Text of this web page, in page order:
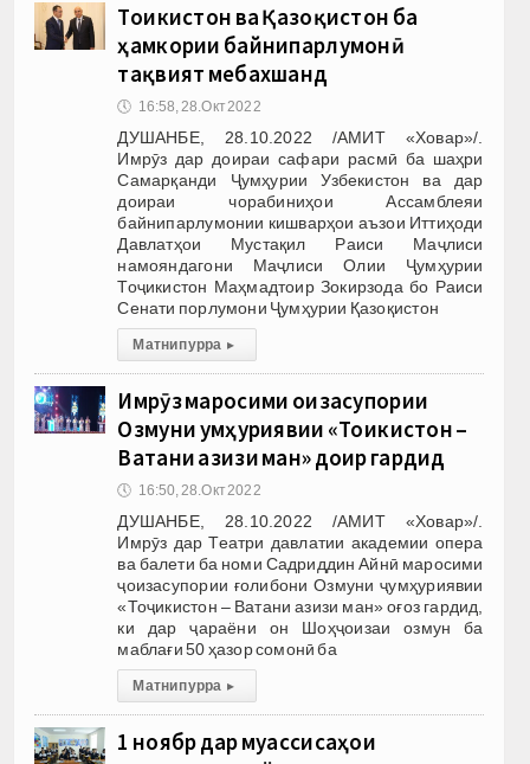
Тоҷикистон ва Қазоқистон ба
ҳамкории байнипарлумонӣ
тақвият мебахшанд
🕔 16:58, 28.Окт 2022
ДУШАНБЕ, 28.10.2022 /АМИТ «Ховар»/.
Имрӯз дар доираи сафари расмӣ ба шаҳри
Самарқанди Ҷумҳурии Узбекистон ва дар
доираи чорабиниҳои Ассамблеяи
байнипарлумонии кишварҳои аъзои Иттиҳоди
Давлатҳои Мустақил Раиси Маҷлиси
намояндагони Маҷлиси Олии Ҷумҳурии
Тоҷикистон Маҳмадтоир Зокирзода бо Раиси
Сенати порлумони Ҷумҳурии Қазоқистон
Матни пурра ▸
Имрӯз маросими ҷоизасупории
Озмуни ҷумҳуриявии «Тоҷикистон –
Ватани азизи ман» доир гардид
🕔 16:50, 28.Окт 2022
ДУШАНБЕ, 28.10.2022 /АМИТ «Ховар»/.
Имрӯз дар Театри давлатии академии опера
ва балети ба номи Садриддин Айнӣ маросими
ҷоизасупории ғолибони Озмуни ҷумҳуриявии
«Тоҷикистон – Ватани азизи ман» оғоз гардид,
ки дар ҷараёни он Шоҳҷоизаи озмун ба
маблағи 50 ҳазор сомонӣ ба
Матни пурра ▸
1 ноябр дар муассисаҳои